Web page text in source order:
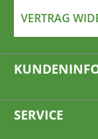
VERTRAG
SERVICE